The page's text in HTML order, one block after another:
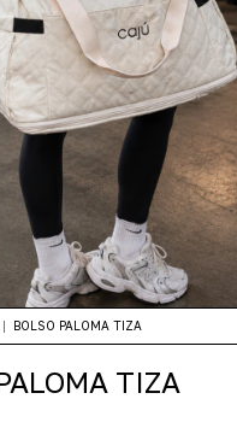
| BOLSO PALOMA TIZA
TIZA